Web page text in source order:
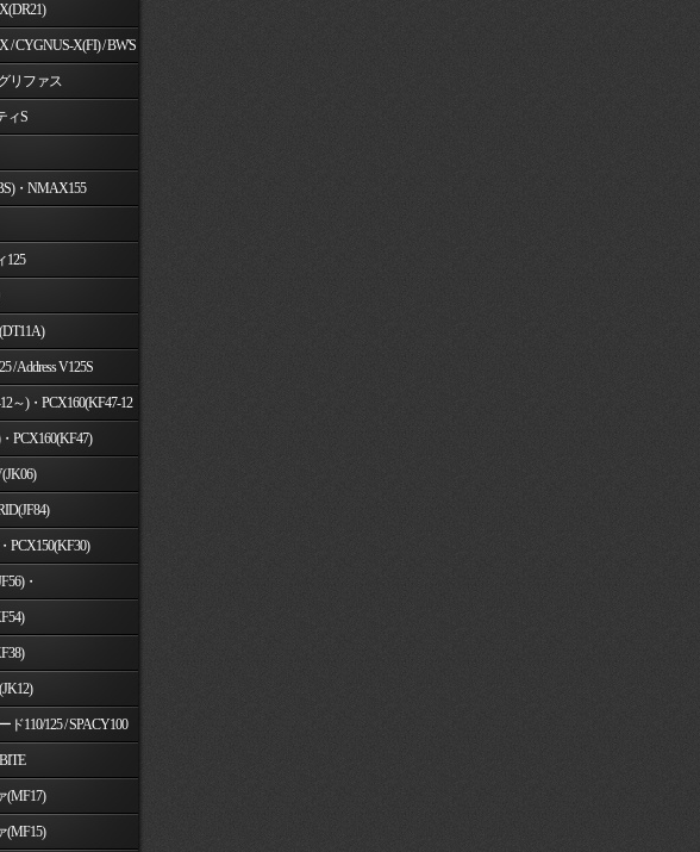
/ CYGNUS-X(FI) / BW'S
リファス
ィS
・NMAX155
125
/ Address V125S
～)・PCX160(KF47-12
PCX160(KF47)
PCX150(KF30)
・
ド110/125 / SPACY100
(MF17)
(MF15)